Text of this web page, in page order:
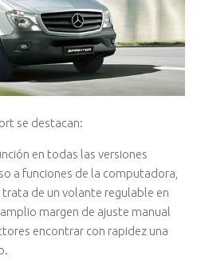
se destacan:
en todas las versiones
a funciones de la computadora,
de un volante regulable en
margen de ajuste manual
encontrar con rapidez una